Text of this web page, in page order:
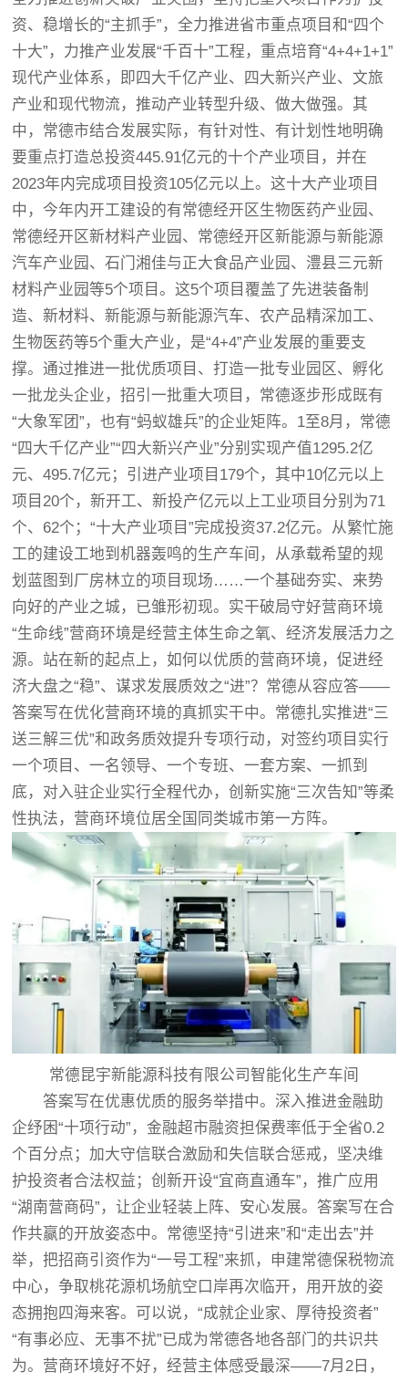
资、稳增长的“主抓手”，全力推进省市重点项目和“四个
十大”，力推产业发展“千百十”工程，重点培育“4+4+1+1”
现代产业体系，即四大千亿产业、四大新兴产业、文旅
产业和现代物流，推动产业转型升级、做大做强。其
中，常德市结合发展实际，有针对性、有计划性地明确
要重点打造总投资445.91亿元的十个产业项目，并在
2023年内完成项目投资105亿元以上。这十大产业项目
中，今年内开工建设的有常德经开区生物医药产业园、
常德经开区新材料产业园、常德经开区新能源与新能源
汽车产业园、石门湘佳与正大食品产业园、澧县三元新
材料产业园等5个项目。这5个项目覆盖了先进装备制
造、新材料、新能源与新能源汽车、农产品精深加工、
生物医药等5个重大产业，是“4+4”产业发展的重要支
撑。通过推进一批优质项目、打造一批专业园区、孵化
一批龙头企业，招引一批重大项目，常德逐步形成既有
“大象军团”，也有“蚂蚁雄兵”的企业矩阵。1至8月，常德
“四大千亿产业”“四大新兴产业”分别实现产值1295.2亿
元、495.7亿元；引进产业项目179个，其中10亿元以上
项目20个，新开工、新投产亿元以上工业项目分别为71
个、62个；“十大产业项目”完成投资37.2亿元。从繁忙施
工的建设工地到机器轰鸣的生产车间，从承载希望的规
划蓝图到厂房林立的项目现场……一个基础夯实、来势
向好的产业之城，已雏形初现。实干破局守好营商环境
“生命线”营商环境是经营主体生命之氧、经济发展活力之
源。站在新的起点上，如何以优质的营商环境，促进经
济大盘之“稳”、谋求发展质效之“进”？常德从容应答——
答案写在优化营商环境的真抓实干中。常德扎实推进“三
送三解三优”和政务质效提升专项行动，对签约项目实行
一个项目、一名领导、一个专班、一套方案、一抓到
底，对入驻企业实行全程代办，创新实施“三次告知”等柔
性执法，营商环境位居全国同类城市第一方阵。
常德昆宇新能源科技有限公司智能化生产车间
答案写在优惠优质的服务举措中。深入推进金融助
企纾困“十项行动”，金融超市融资担保费率低于全省0.2
个百分点；加大守信联合激励和失信联合惩戒，坚决维
护投资者合法权益；创新开设“宜商直通车”，推广应用
“湖南营商码”，让企业轻装上阵、安心发展。答案写在合
作共赢的开放姿态中。常德坚持“引进来”和“走出去”并
举，把招商引资作为“一号工程”来抓，申建常德保税物流
中心，争取桃花源机场航空口岸再次临开，用开放的姿
态拥抱四海来客。可以说，“成就企业家、厚待投资者”
“有事必应、无事不扰”已成为常德各地各部门的共识共
为。营商环境好不好，经营主体感受最深——7月2日，